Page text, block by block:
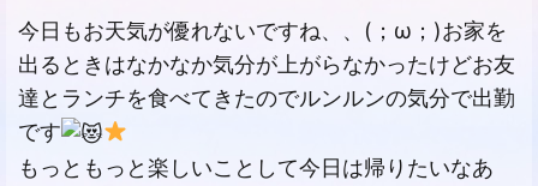
‪今日もお天気が優れないですね、、(；ω；)お家を
出るときはなかなか気分が上がらなかったけどお友
達とランチを食べてきたのでルンルンの気分で出勤
です
もっともっと楽しいことして今日は帰りたいなあ